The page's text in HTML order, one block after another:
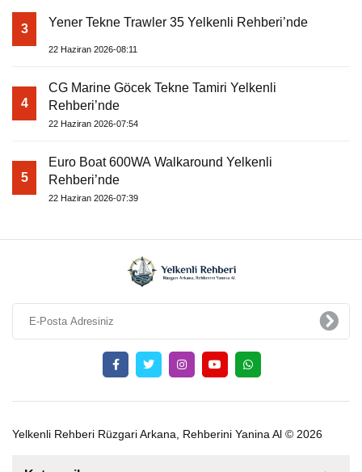
3 Yener Tekne Trawler 35 Yelkenli Rehberi’nde
22 Haziran 2026-08:11
4
CG Marine Göcek Tekne Tamiri Yelkenli
Rehberi’nde
22 Haziran 2026-07:54
5
Euro Boat 600WA Walkaround Yelkenli
Rehberi’nde
22 Haziran 2026-07:39
Yelkenli Rehberi Rüzgari Arkana, Rehberini Yanina Al © 2026